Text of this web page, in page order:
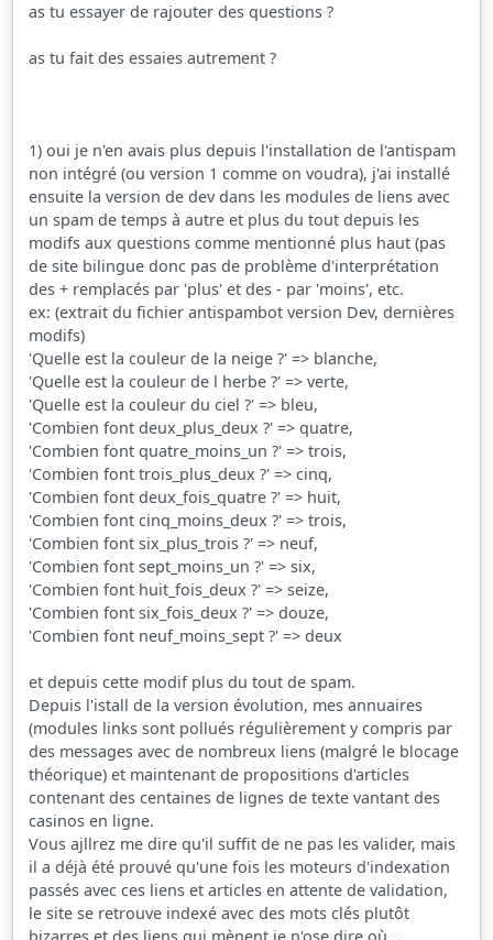
as tu essayer de rajouter des questions ?
as tu fait des essaies autrement ?
1) oui je n'en avais plus depuis l'installation de l'antispam
non intégré (ou version 1 comme on voudra), j'ai installé
ensuite la version de dev dans les modules de liens avec
un spam de temps à autre et plus du tout depuis les
modifs aux questions comme mentionné plus haut (pas
de site bilingue donc pas de problème d'interprétation
des + remplacés par 'plus' et des - par 'moins', etc.
ex: (extrait du fichier antispambot version Dev, dernières
modifs)
'Quelle est la couleur de la neige ?' => blanche,
'Quelle est la couleur de l herbe ?' => verte,
'Quelle est la couleur du ciel ?' => bleu,
'Combien font deux_plus_deux ?' => quatre,
'Combien font quatre_moins_un ?' => trois,
'Combien font trois_plus_deux ?' => cinq,
'Combien font deux_fois_quatre ?' => huit,
'Combien font cinq_moins_deux ?' => trois,
'Combien font six_plus_trois ?' => neuf,
'Combien font sept_moins_un ?' => six,
'Combien font huit_fois_deux ?' => seize,
'Combien font six_fois_deux ?' => douze,
'Combien font neuf_moins_sept ?' => deux
et depuis cette modif plus du tout de spam.
Depuis l'istall de la version évolution, mes annuaires
(modules links sont pollués régulièrement y compris par
des messages avec de nombreux liens (malgré le blocage
théorique) et maintenant de propositions d'articles
contenant des centaines de lignes de texte vantant des
casinos en ligne.
Vous ajllrez me dire qu'il suffit de ne pas les valider, mais
il a déjà été prouvé qu'une fois les moteurs d'indexation
passés avec ces liens et articles en attente de validation,
le site se retrouve indexé avec des mots clés plutôt